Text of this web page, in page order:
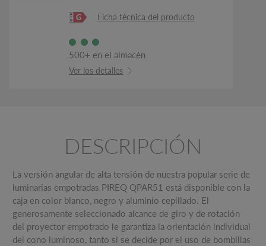
Ficha técnica del producto
500+ en el almacén
Ver los detalles
DESCRIPCIÓN
La versión angular de alta tensión de nuestra popular serie de
luminarias empotradas PIREQ QPAR51 está disponible con la
caja en color blanco, negro y aluminio cepillado. El
generosamente seleccionado alcance de giro y de rotación
del proyector empotrado le garantiza la orientación individual
del cono luminoso, tanto si se decide por el uso de bombillas